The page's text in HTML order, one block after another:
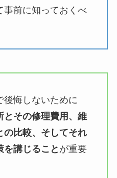
事前に知っておくべ
後悔しないために
とその修理費用、維
の比較、そしてそれ
を講じること が重要